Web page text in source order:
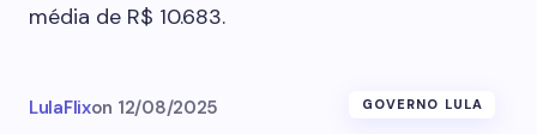
média de R$ 10.683.
LulaFlixon 12/08/2025 GOVERNO LULA